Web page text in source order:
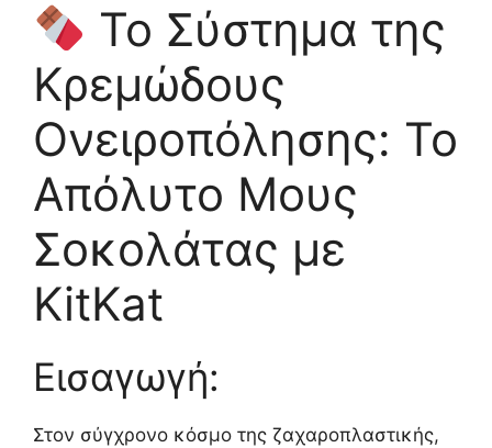
Το Σύστημα της
Κρεμώδους
Ονειροπόλησης: Το
Απόλυτο Μους
Σοκολάτας με
KitKat
Εισαγωγή:
Στον σύγχρονο κόσμο της ζαχαροπλαστικής,